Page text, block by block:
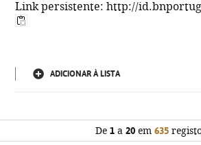
Link persistente: http://
ADICIONAR À LISTA
De 1 a 20 em 635